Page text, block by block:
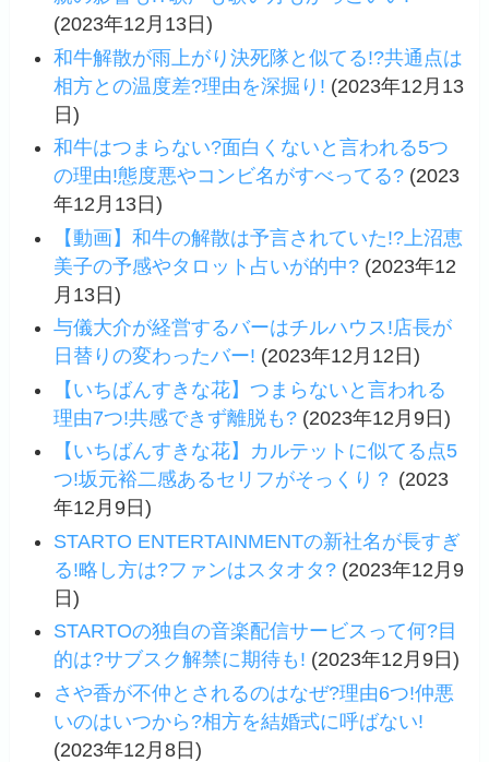
(2023年12月13日)
和牛解散が雨上がり決死隊と似てる!?共通点は
相方との温度差?理由を深掘り! (2023年12月13
日)
和牛はつまらない?面白くないと言われる5つ
の理由!態度悪やコンビ名がすべってる? (2023
年12月13日)
【動画】和牛の解散は予言されていた!?上沼恵
美子の予感やタロット占いが的中? (2023年12
月13日)
与儀大介が経営するバーはチルハウス!店長が
日替りの変わったバー! (2023年12月12日)
【いちばんすきな花】つまらないと言われる
理由7つ!共感できず離脱も? (2023年12月9日)
【いちばんすきな花】カルテットに似てる点5
つ!坂元裕二感あるセリフがそっくり？ (2023
年12月9日)
STARTO ENTERTAINMENTの新社名が長すぎ
る!略し方は?ファンはスタオタ? (2023年12月9
日)
STARTOの独自の音楽配信サービスって何?目
的は?サブスク解禁に期待も! (2023年12月9日)
さや香が不仲とされるのはなぜ?理由6つ!仲悪
いのはいつから?相方を結婚式に呼ばない!
(2023年12月8日)